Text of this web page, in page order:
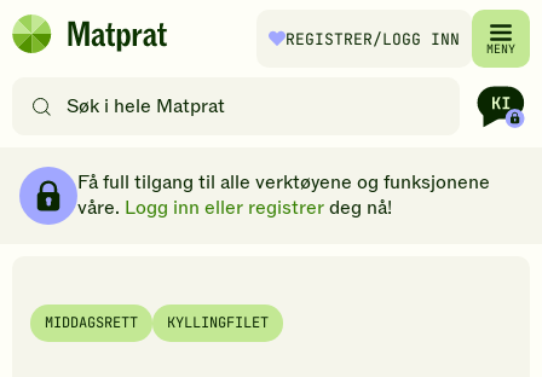
Hopp til hovedinnhold
Matprat
REGISTRER/LOGG INN MENY
etter
filtre
Få full tilgang til alle verktøyene og funksjonene
våre. Logg inn eller registrerdeg nå!
MIDDAGSRETT KYLLINGFILET